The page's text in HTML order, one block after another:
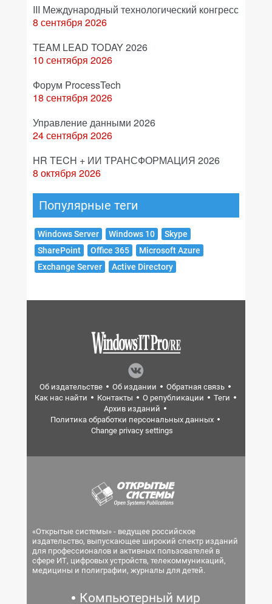
III Международный технологический конгресс
8 сентября 2026
TEAM LEAD TODAY 2026
10 сентября 2026
Форум ProcessTech
18 сентября 2026
Управление данными 2026
24 сентября 2026
HR TECH + ИИ ТРАНСФОРМАЦИЯ 2026
8 октября 2026
Популярные теги
Windows Server Windows 10
Skype
SharePoint
Office 365
Microsoft Azure
Exchange Server
Active Directory
Об издательстве Об издании
Обратная связь
Как нас найти
Контакты О републикации
Теги
Архив изданий
Политика обработки персональных данных
Change privacy settings
«Открытые системы» - ведущее российское
издательство, выпускающее широкий спектр изданий
для профессионалов и активных пользователей в
сфере ИТ, цифровых устройств, телекоммуникаций,
медицины и полиграфии, журналы для детей.
Компьютерный мир